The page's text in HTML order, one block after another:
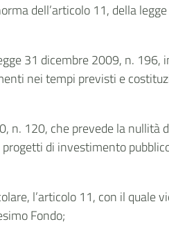
dell’articolo 11, della
31 dicembre 2009, n. 196,
nei tempi previsti e
n. 120, che prevede la nullità
di investimento
l’articolo 11, con il quale
Fondo;